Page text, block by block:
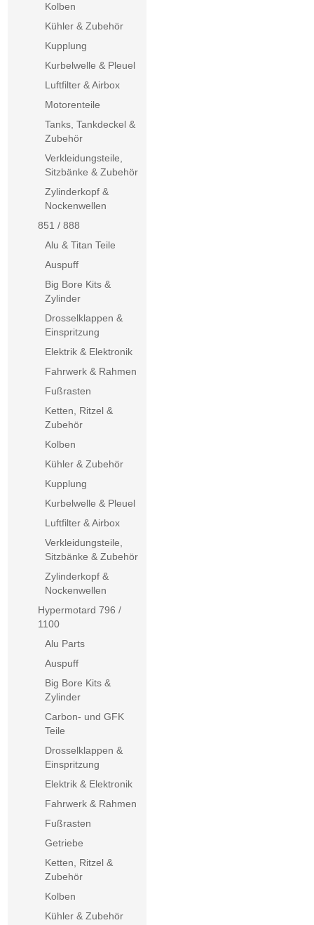
Kolben
Kühler & Zubehör
Kupplung
Kurbelwelle & Pleuel
Luftfilter & Airbox
Motorenteile
Tanks, Tankdeckel &
Zubehör
Verkleidungsteile,
Sitzbänke & Zubehör
Zylinderkopf &
Nockenwellen
851 / 888
Alu & Titan Teile
Auspuff
Big Bore Kits &
Zylinder
Drosselklappen &
Einspritzung
Elektrik & Elektronik
Fahrwerk & Rahmen
Fußrasten
Ketten, Ritzel &
Zubehör
Kolben
Kühler & Zubehör
Kupplung
Kurbelwelle & Pleuel
Luftfilter & Airbox
Verkleidungsteile,
Sitzbänke & Zubehör
Zylinderkopf &
Nockenwellen
Hypermotard 796 /
1100
Alu Parts
Auspuff
Big Bore Kits &
Zylinder
Carbon- und GFK
Teile
Drosselklappen &
Einspritzung
Elektrik & Elektronik
Fahrwerk & Rahmen
Fußrasten
Getriebe
Ketten, Ritzel &
Zubehör
Kolben
Kühler & Zubehör